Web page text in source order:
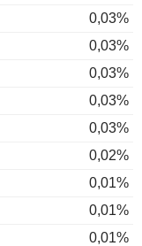
0,03%
0,03%
0,03%
0,03%
0,03%
0,02%
0,01%
0,01%
0,01%